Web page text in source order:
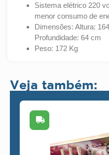
Sistema elétrico 220
menor consumo de
Dimensões: Altura:
Profundidade: 64 cm
Peso: 172 Kg
Veja também: